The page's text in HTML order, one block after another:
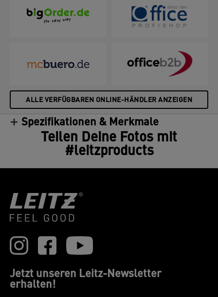
ALLE VERFÜGBAREN ONLINE-HÄNDLER ANZEIGEN
Spezifikationen & Merkmale
Teilen Deine Fotos mit
#leitzproducts
Jetzt unseren Leitz-Newsletter
erhalten!